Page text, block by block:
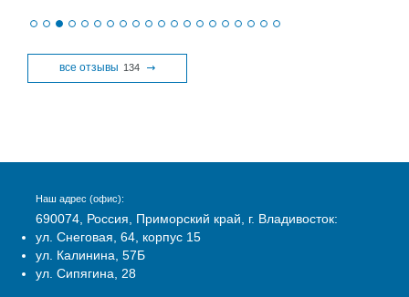
все отзывы 134
Наш адрес (офис):
690074, Россия, Приморский край, г. Владивосток:
ул. Снеговая, 64, корпус 15
ул. Калинина, 57Б
ул. Сипягина, 28